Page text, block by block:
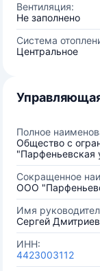
Вентиляция:
Не заполнено
Система
Центральное
Полное
Общество с
"Парфеньевская
Сокращенное
ООО
Имя
Сергей
ИНН:
4423003112